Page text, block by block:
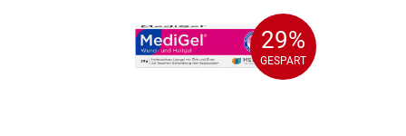
29%
GESPART
29%
GESPART